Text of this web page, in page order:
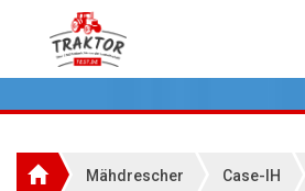
Home
Über 7.000
Mähdrescher Case-IH